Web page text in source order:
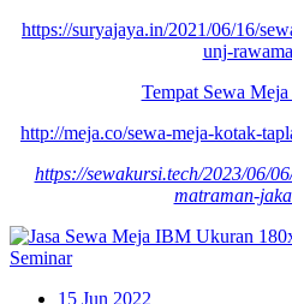
https://suryajaya.in/2021/06/16/
unj-
Tempat Sewa
http://meja.co/sewa-meja-kotak-
https://sewakursi.tech/2023/06/
matraman-
15 Jun 2022